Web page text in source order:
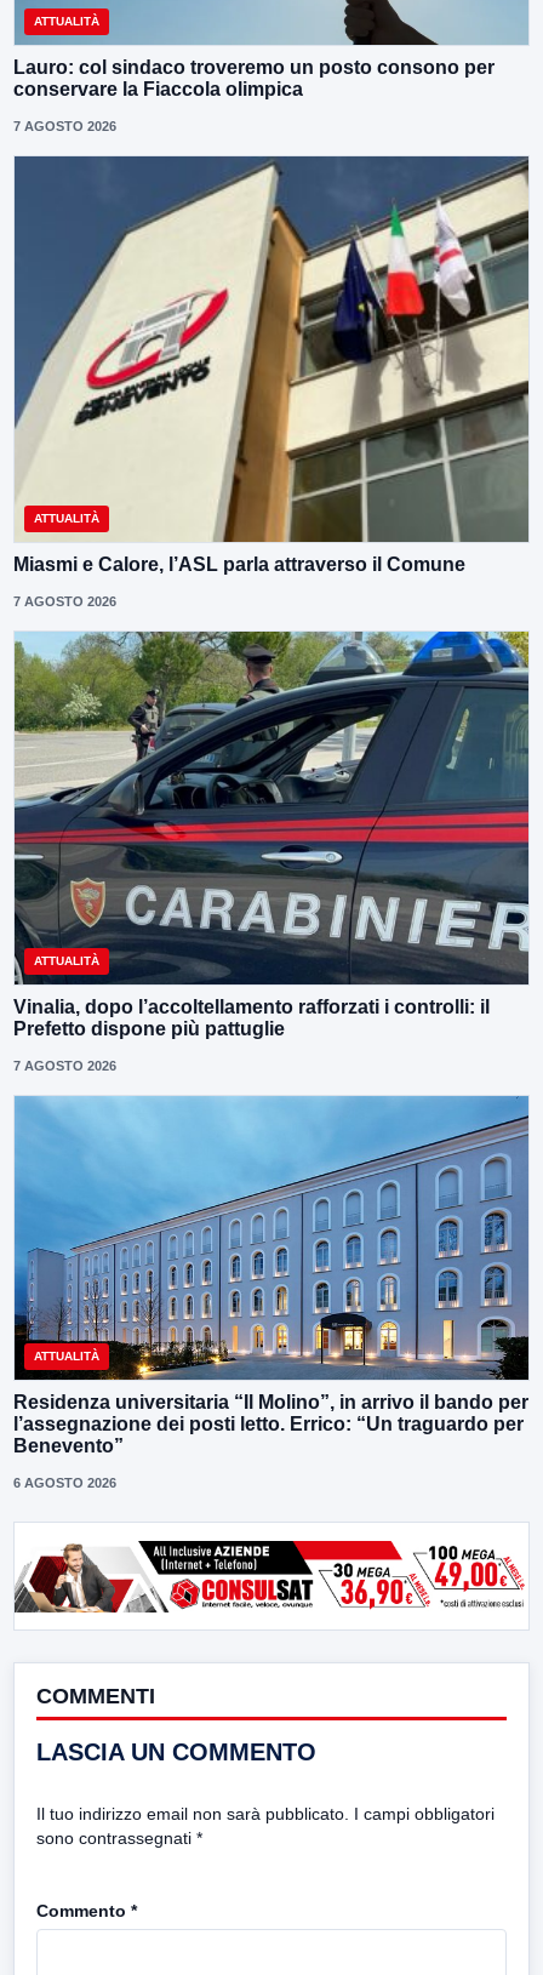
ATTUALITÀ
Lauro: col sindaco troveremo un posto consono per
conservare la Fiaccola olimpica
7 AGOSTO 2026
ATTUALITÀ
Miasmi e Calore, l’ASL parla attraverso il Comune
7 AGOSTO 2026
ATTUALITÀ
Vinalia, dopo l’accoltellamento rafforzati i controlli: il
Prefetto dispone più pattuglie
7 AGOSTO 2026
ATTUALITÀ
Residenza universitaria “Il Molino”, in arrivo il bando per
l’assegnazione dei posti letto. Errico: “Un traguardo per
Benevento”
6 AGOSTO 2026
COMMENTI
LASCIA UN COMMENTO
Il tuo indirizzo email non sarà pubblicato. I campi obbligatori
sono contrassegnati *
Commento *